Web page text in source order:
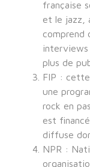
française
et le jazz,
comprend
interviews
plus de
FIP :
une
rock en
est
diffuse
NPR :